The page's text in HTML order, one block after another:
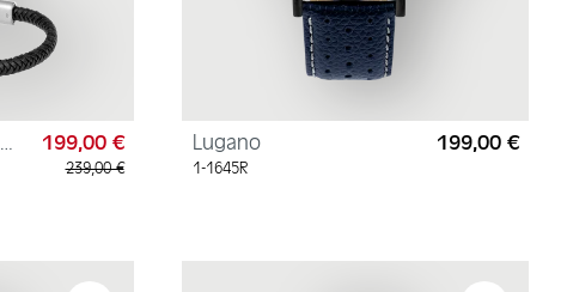
Verkaufspreis:
199,00 €
Regulärer Preis:
239,00 €
Lugano
1-1645R
199,00 €